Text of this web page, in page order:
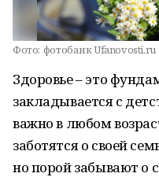
Фото: фотобанк Ufanovosti.ru
Здоровье – это
закладывается с
важно в любом
заботятся о своей
но порой забывают о